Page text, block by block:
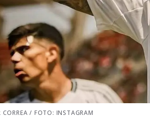
CORREA / FOTO: INSTAGRAM